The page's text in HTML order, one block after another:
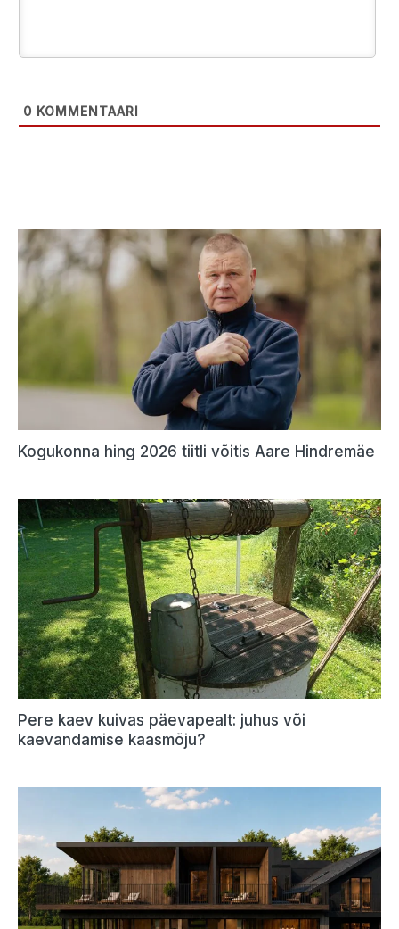
0 KOMMENTAARI
Kogukonna hing 2026 tiitli võitis Aare Hindremäe
Pere kaev kuivas päevapealt: juhus või
kaevandamise kaasmõju?